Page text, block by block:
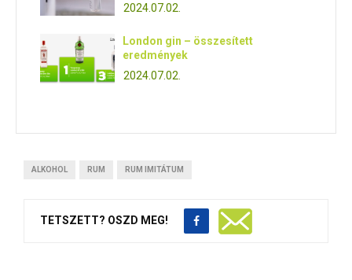
2024.07.02.
London gin – összesített
eredmények
2024.07.02.
ALKOHOL RUM RUM IMITÁTUM
TETSZETT? OSZD MEG!